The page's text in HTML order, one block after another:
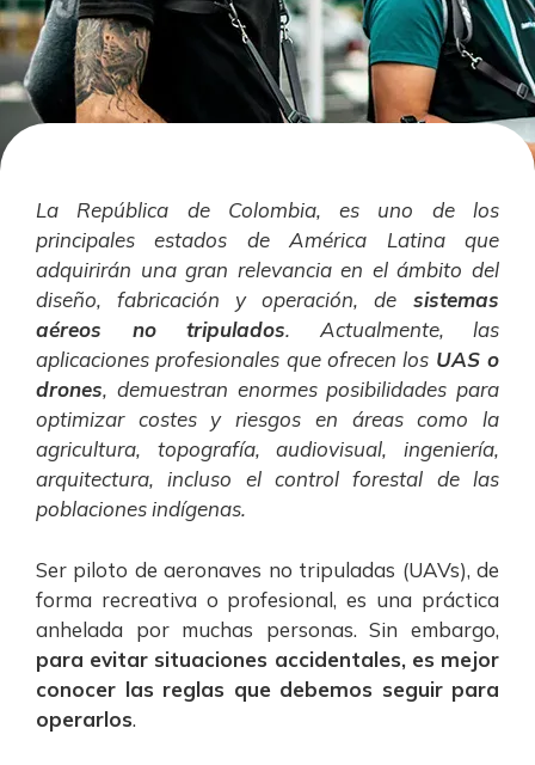
La República de Colombia, es uno de los
principales estados de América Latina que
adquirirán una gran relevancia en el ámbito del
diseño, fabricación y operación, de sistemas
aéreos no tripulados. Actualmente, las
aplicaciones profesionales que ofrecen los UAS o
drones, demuestran enormes posibilidades para
optimizar costes y riesgos en áreas como la
agricultura, topografía, audiovisual, ingeniería,
arquitectura, incluso el control forestal de las
poblaciones indígenas.
Ser piloto de aeronaves no tripuladas (UAVs), de
forma recreativa o profesional, es una práctica
anhelada por muchas personas. Sin embargo,
para evitar situaciones accidentales, es mejor
conocer las reglas que debemos seguir para
operarlos.